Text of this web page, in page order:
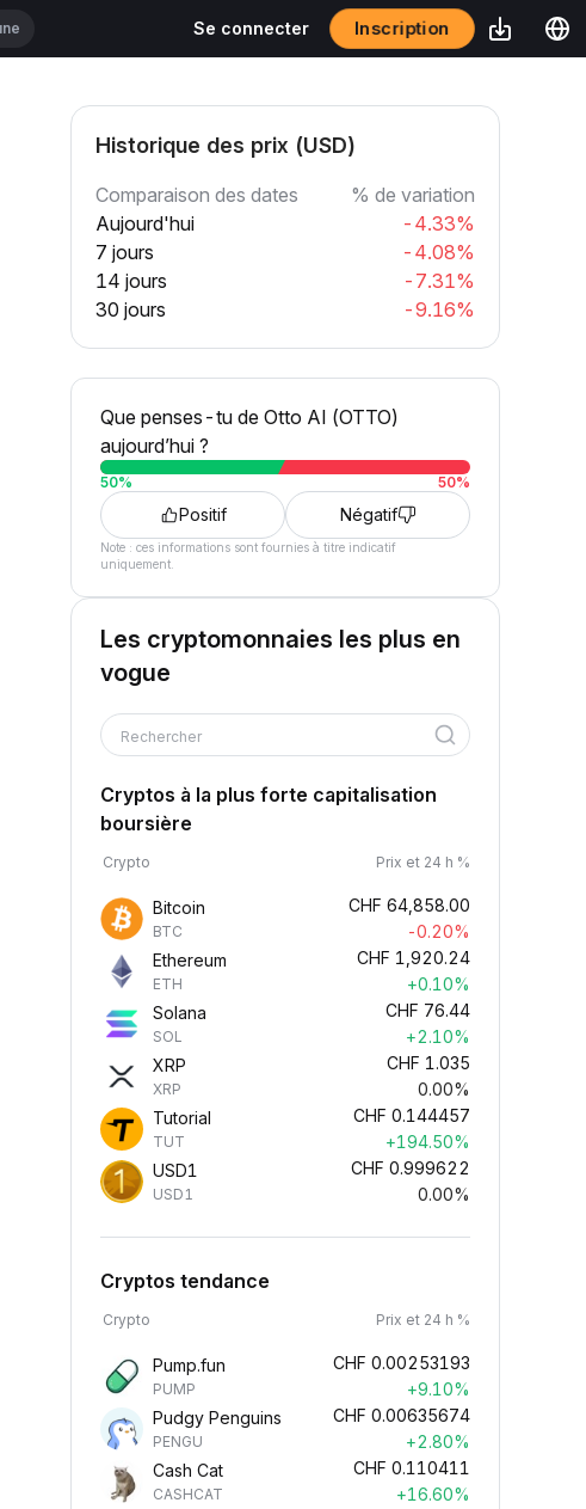
Se connecter Inscription
Historique des prix (USD)
Comparaison des dates
% de variation
Aujourd'hui
-4.33%
7 jours
-4.08%
14 jours
-7.31%
30 jours
-9.16%
Que penses-tu de Otto AI (OTTO)
aujourd’hui ?
50% 50%
Positif Négatif
Note : ces informations sont fournies à titre indicatif
uniquement.
Les cryptomonnaies les plus en
vogue
Rechercher
Cryptos à la plus forte capitalisation
boursière
Crypto Prix et 24 h %
Bitcoin
BTC
CHF 64,858.00
-0.20%
Ethereum
ETH
CHF 1,920.24
+0.10%
Solana
SOL
CHF 76.44
+2.10%
XRP
XRP
CHF 1.035
0.00%
Tutorial
TUT
CHF 0.144457
+194.50%
USD1
USD1
CHF 0.999622
0.00%
Cryptos tendance
Crypto Prix et 24 h %
Pump.fun
PUMP
CHF 0.00253193
+9.10%
Pudgy Penguins
PENGU
CHF 0.00635674
+2.80%
Cash Cat
CASHCAT
CHF 0.110411
+16.60%